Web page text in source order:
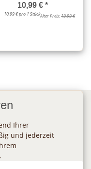
10,99 € *
10,99 € pro 1 StückAlter Preis:19,99 €
Ihrer
und jederzeit